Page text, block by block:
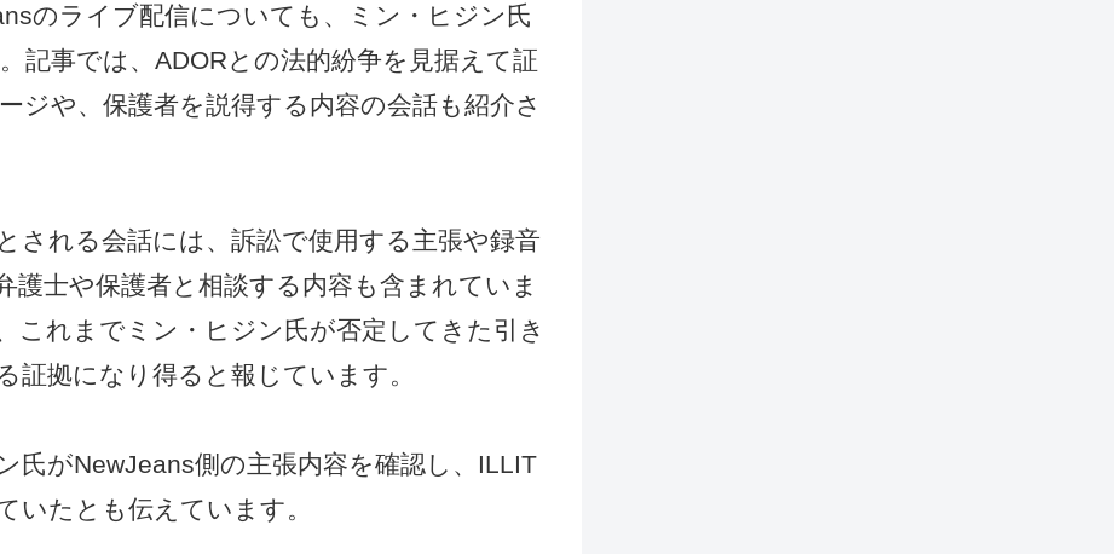
のライブ配信についても、ミン・ヒジン氏
記事では、ADORとの法的紛争を見据えて証
ジや、保護者を説得する内容の会話も紹介さ
される会話には、訴訟で使用する主張や録音
護士や保護者と相談する内容も含まれていま
これまでミン・ヒジン氏が否定してきた引き
証拠になり得ると報じています。
氏がNewJeans側の主張内容を確認し、ILLIT
いたとも伝えています。